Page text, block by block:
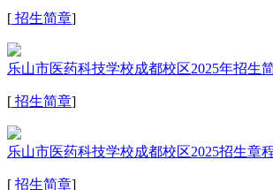
[ 招生简章]
乐山市医药科技学校成都校区2025年招生
[ 招生简章]
乐山市医药科技学校成都校区2025招生章
[ 招生简章]